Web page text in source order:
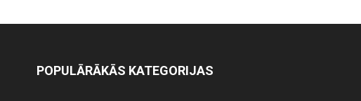
POPULĀRĀKĀS KATEGORIJAS